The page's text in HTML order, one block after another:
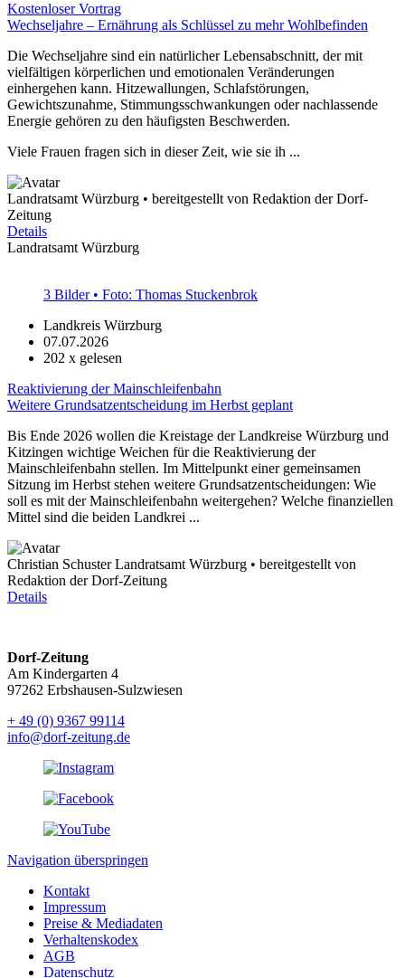
Kostenloser Vortrag
Wechseljahre – Ernährung als Schlüssel zu mehr Wohlbefinden
Die Wechseljahre sind ein natürlicher Lebensabschnitt, der mit
vielfältigen körperlichen und emotionalen Veränderungen
einhergehen kann. Hitzewallungen, Schlafstörungen,
Gewichtszunahme, Stimmungsschwankungen oder nachlassende
Energie gehören zu den häufigsten Beschwerden.
Viele Frauen fragen sich in dieser Zeit, wie sie ih ...
Landratsamt Würzburg • bereitgestellt von Redaktion der Dorf-
Zeitung
Details
Landratsamt Würzburg
3 Bilder • Foto: Thomas Stuckenbrok
Landkreis Würzburg
07.07.2026
202 x gelesen
Reaktivierung der Mainschleifenbahn
Weitere Grundsatzentscheidung im Herbst geplant
Bis Ende 2026 wollen die Kreistage der Landkreise Würzburg und
Kitzingen wichtige Weichen für die Reaktivierung der
Mainschleifenbahn stellen. Im Mittelpunkt einer gemeinsamen
Sitzung im Herbst stehen weitere Grundsatzentscheidungen: Wie
soll es mit der Mainschleifenbahn weitergehen? Welche finanziellen
Mittel sind die beiden Landkrei ...
Christian Schuster Landratsamt Würzburg • bereitgestellt von
Redaktion der Dorf-Zeitung
Details
Dorf-Zeitung
Am Kindergarten 4
97262 Erbshausen-Sulzwiesen
+ 49 (0) 9367 99114
info@dorf-zeitung.de
Navigation überspringen
Kontakt
Impressum
Preise & Mediadaten
Verhaltenskodex
AGB
Datenschutz